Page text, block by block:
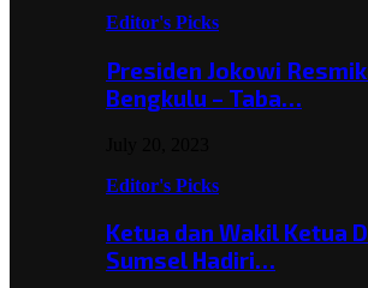
Editor's Picks
Presiden Jokowi
Bengkulu – Taba…
Editor's Picks
Ketua dan Wakil Ketua
Sumsel Hadiri…